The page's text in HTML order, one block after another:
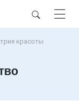
красоты